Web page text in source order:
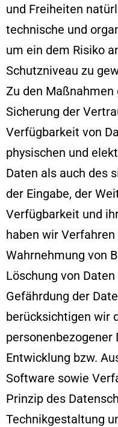
und Freiheiten
technische und
um ein dem Risiko
Schutzniveau zu
Zu den
Sicherung der
Verfügbarkeit von
physischen und
Daten als auch des
der Eingabe, der
Verfügbarkeit und
haben wir
Wahrnehmung von
Löschung von
Gefährdung der
berücksichtigen wir
Entwicklung bzw.
Software sowie
Prinzip des
Technikgestaltung